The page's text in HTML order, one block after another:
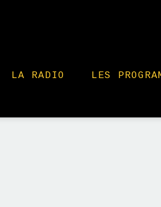
LA RADIO LES